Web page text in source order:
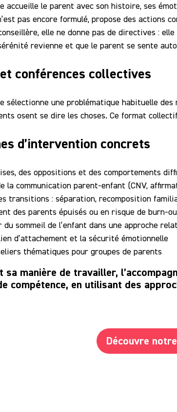
accueille le parent avec son histoire, ses
pas encore formulé, propose des actions
elle ne donne pas de directives :
revienne et que le parent se sente
conférences collectives
sélectionne une problématique habituelle
osent se dire les choses. Ce format
d’intervention concrets
des oppositions et des comportements
la communication parent-enfant (CNV,
transitions : séparation, recomposition
des parents épuisés ou en risque de burn-
sommeil de l’enfant dans une approche
d’attachement et la sécurité émotionnelle
thématiques pour groupes de parents
sa manière de travailler,
compétence, en utilisant des
Découvre